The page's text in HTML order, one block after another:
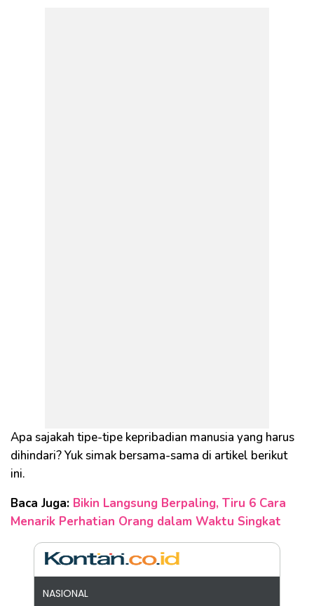
Apa sajakah tipe-tipe kepribadian manusia yang harus
dihindari? Yuk simak bersama-sama di artikel berikut
ini.
Baca Juga: Bikin Langsung Berpaling, Tiru 6 Cara
Menarik Perhatian Orang dalam Waktu Singkat
NASIONAL